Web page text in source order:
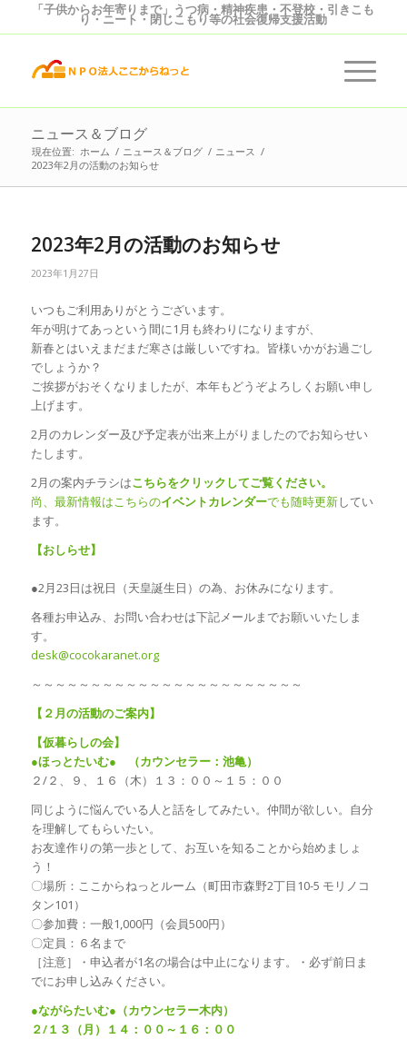
「子供からお年寄りまで」うつ病・精神疾患・不登校・引きこも
り・ニート・閉じこもり等の社会復帰支援活動
ニュース＆ブログ
現在位置: ホーム / ニュース＆ブログ / ニュース /
2023年2月の活動のお知らせ
2023年2月の活動のお知らせ
2023年1月27日
いつもご利用ありがとうございます。
年が明けてあっという間に1月も終わりになりますが、
新春とはいえまだまだ寒さは厳しいですね。皆様いかがお過ごし
でしょうか？
ご挨拶がおそくなりましたが、本年もどうぞよろしくお願い申し
上げます。
2月のカレンダー及び予定表が出来上がりましたのでお知らせい
たします。
2月の案内チラシはこちらをクリックしてご覧ください。
尚、最新情報はこちらのイベントカレンダーでも随時更新してい
ます。
【おしらせ】
●2月23日は祝日（天皇誕生日）の為、お休みになります。
各種お申込み、お問い合わせは下記メールまでお願いいたしま
す。
desk@cocokaranet.org
～～～～～～～～～～～～～～～～～～～～～～～
【２月の活動のご案内】
【仮暮らしの会】
●ほっとたいむ● （カウンセラー：池亀）
２/２、９、１６（木）１３：００～１５：００
同じように悩んでいる人と話をしてみたい。仲間が欲しい。自分
を理解してもらいたい。
お友達作りの第一歩として、お互いを知ることから始めましょ
う！
〇場所：ここからねっとルーム（町田市森野2丁目10-5 モリノコ
タン101）
〇参加費：一般1,000円（会員500円）
〇定員：６名まで
［注意］・申込者が1名の場合は中止になります。・必ず前日ま
でにお申し込みください。
●ながらたいむ●（カウンセラー木内）
２/１３（月）１４：００～１６：００